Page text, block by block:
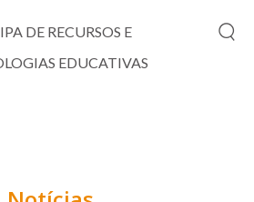
DE RECURSOS E
EDUCATIVAS